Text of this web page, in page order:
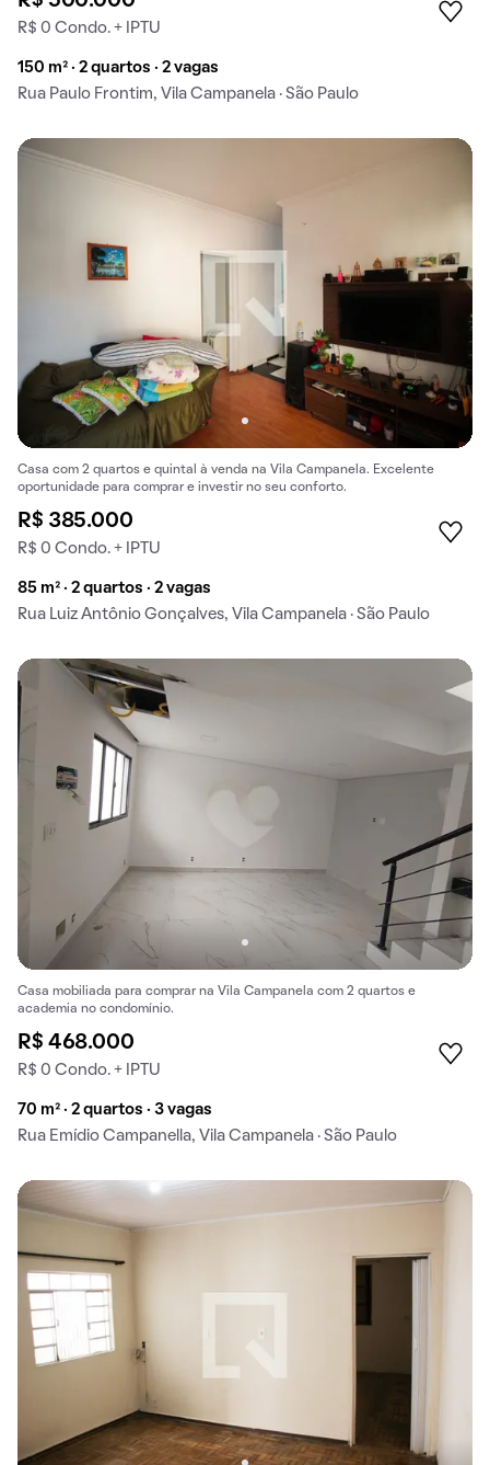
R$ 0 Condo. + IPTU
150 m² · 2 quartos · 2 vagas
Rua Paulo Frontim, Vila Campanela · São Paulo
Casa com 2 quartos e quintal à venda na Vila Campanela. Excelente
oportunidade para comprar e investir no seu conforto.
R$ 385.000
R$ 0 Condo. + IPTU
85 m² · 2 quartos · 2 vagas
Rua Luiz Antônio Gonçalves, Vila Campanela · São Paulo
Casa mobiliada para comprar na Vila Campanela com 2 quartos e
academia no condomínio.
R$ 468.000
R$ 0 Condo. + IPTU
70 m² · 2 quartos · 3 vagas
Rua Emídio Campanella, Vila Campanela · São Paulo